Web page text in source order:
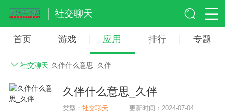
社交聊天
首页 游戏 应用 排行 专题
社交聊天 久伴什么意思_久伴
久伴什么意思_久伴
类型：社交聊天 更新时间：2024-07-04